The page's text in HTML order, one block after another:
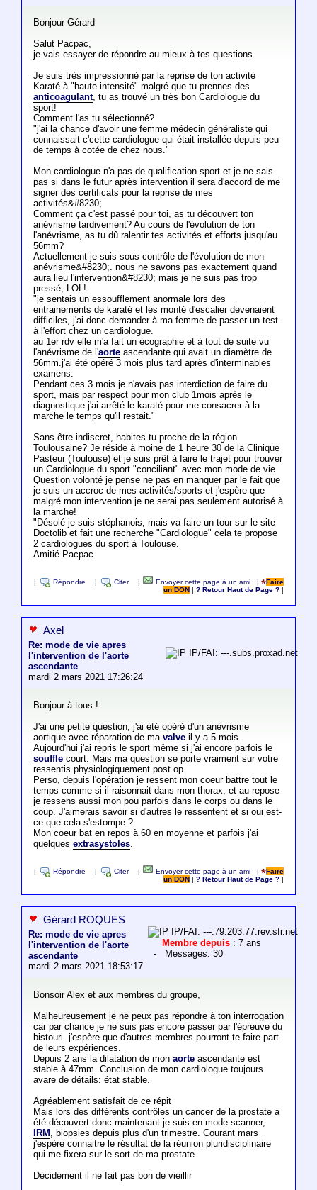
Bonjour Gérard
Salut Pacpac,
je vais essayer de répondre au mieux à tes questions.
Je suis très impressionné par la reprise de ton activité
Karaté à "haute intensité" malgré que tu prennes des
anticoagulant, tu as trouvé un très bon Cardiologue du
sport!
Comment l'as tu sélectionné?
"j'ai la chance d'avoir une femme médecin généraliste qui
connaissait c'cette cardiologue qui était installée depuis peu
de temps à cotée de chez nous."
Mon cardiologue n'a pas de qualification sport et je ne sais
pas si dans le futur après intervention il sera d'accord de me
signer des certificats pour la reprise de mes
activités&#8230;
Comment ça c'est passé pour toi, as tu découvert ton
anévrisme tardivement? Au cours de l'évolution de ton
l'anévrisme, as tu dû ralentir tes activités et efforts jusqu'au
56mm?
Actuellement je suis sous contrôle de l'évolution de mon
anévrisme&#8230;. nous ne savons pas exactement quand
aura lieu l'intervention&#8230; mais je ne suis pas trop
pressé, LOL!
"je sentais un essoufflement anormale lors des
entrainements de karaté et les monté d'escalier devenaient
difficiles, j'ai donc demander à ma femme de passer un test
à l'effort chez un cardiologue.
au 1er rdv elle m'a fait un écographie et à tout de suite vu
l'anévrisme de l'aorteascendante qui avait un diamètre de
56mm.j'ai été opéré 3 mois plus tard après d'interminables
examens.
Pendant ces 3 mois je n'avais pas interdiction de faire du
sport, mais par respect pour mon club 1mois après le
diagnostique j'ai arrêté le karaté pour me consacrer à la
marche le temps qu'il restait."
Sans être indiscret, habites tu proche de la région
Toulousaine? Je réside à moine de 1 heure 30 de la Clinique
Pasteur (Toulouse) et je suis prêt à faire le trajet pour trouver
un Cardiologue du sport "conciliant" avec mon mode de vie.
Question volonté je pense ne pas en manquer par le fait que
je suis un accroc de mes activités/sports et j'espère que
malgré mon intervention je ne serai pas seulement autorisé à
la marche!
"Désolé je suis stéphanois, mais va faire un tour sur le site
Doctolib et fait une recherche "Cardiologue" cela te propose
2 cardiologues du sport à Toulouse.
Amitié.Pacpac
Répondre Citer Envoyer cette page à un ami |
Faire
un DON
|? Retour Haut de Page ?
Axel
Re: mode de vie apres
l'intervention de l'aorte
ascendante
mardi 2 mars 2021 17:26:24
IP/FAI: ---.subs.proxad.net
Bonjour à tous !
J'ai une petite question, j'ai été opéré d'un anévrisme
aortique avec réparation de ma valveil y a 5 mois.
Aujourd'hui j'ai repris le sport même si j'ai encore parfois le
soufflecourt. Mais ma question se porte vraiment sur votre
ressentis physiologiquement post op.
Perso, depuis l'opération je ressent mon coeur battre tout le
temps comme si il raisonnait dans mon thorax, et au repose
je ressens aussi mon pou parfois dans le corps ou dans le
coup. J'aimerais savoir si d'autres le ressentent et si oui est-
ce que cela s'estompe ?
Mon coeur bat en repos à 60 en moyenne et parfois j'ai
quelques extrasystoles.
Répondre Citer Envoyer cette page à un ami |
Faire
un DON
|? Retour Haut de Page ?
Gérard ROQUES
Re: mode de vie apres
l'intervention de l'aorte
ascendante
mardi 2 mars 2021 18:53:17
IP/FAI: ---.79.203.77.rev.sfr.net
Membre depuis : 7 ans
- Messages: 30
Bonsoir Alex et aux membres du groupe,
Malheureusement je ne peux pas répondre à ton interrogation
car par chance je ne suis pas encore passer par l'épreuve du
bistouri. j'espère que d'autres membres pourront te faire part
de leurs expériences.
Depuis 2 ans la dilatation de mon aorteascendante est
stable à 47mm. Conclusion de mon cardiologue toujours
avare de détails: état stable.
Agréablement satisfait de ce répit
Mais lors des différents contrôles un cancer de la prostate a
été découvert donc maintenant je suis en mode scanner,
IRM , biopsies depuis plus d'un trimestre. Courant mars
j'espère connaitre le résultat de la réunion pluridisciplinaire
qui me fixera sur le sort de ma prostate.
Décidément il ne fait pas bon de vieillir